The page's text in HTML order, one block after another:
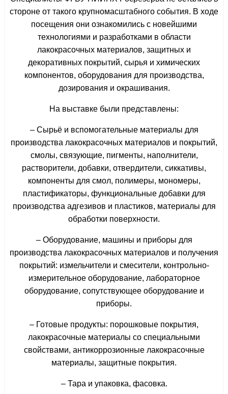
стороне от такого крупномасштабного события. В ходе
посещения они ознакомились с новейшими
технологиями и разработками в области
лакокрасочных материалов, защитных и
декоративных покрытий, сырья и химических
компонентов, оборудования для производства,
дозирования и окрашивания.
На выставке были представлены:
– Сырьё и вспомогательные материалы для
производства лакокрасочных материалов и покрытий,
смолы, связующие, пигменты, наполнители,
растворители, добавки, отвердители, сиккативы,
компоненты для смол, полимеры, мономеры,
пластификаторы, функциональные добавки для
производства адгезивов и пластиков, материалы для
обработки поверхности.
– Оборудование, машины и приборы для
производства лакокрасочных материалов и получения
покрытий: измельчители и смесители, контрольно-
измерительное оборудование, лабораторное
оборудование, сопутствующее оборудование и
приборы.
– Готовые продукты: порошковые покрытия,
лакокрасочные материалы со специальными
свойствами, антикоррозионные лакокрасочные
материалы, защитные покрытия.
– Тара и упаковка, фасовка.